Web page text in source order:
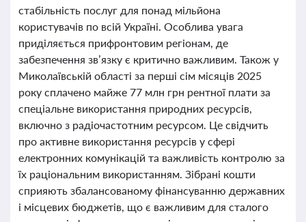
стабільність послуг для понад мільйона
користувачів по всій Україні. Особлива увага
приділяється прифронтовим регіонам, де
забезпечення зв’язку є критично важливим. Також у
Миколаївській області за перші сім місяців 2025
року сплачено майже 77 млн грн рентної плати за
спеціальне використання природних ресурсів,
включно з радіочастотним ресурсом. Це свідчить
про активне використання ресурсів у сфері
електронних комунікацій та важливість контролю за
їх раціональним використанням. Зібрані кошти
сприяють збалансованому фінансуванню державних
і місцевих бюджетів, що є важливим для сталого